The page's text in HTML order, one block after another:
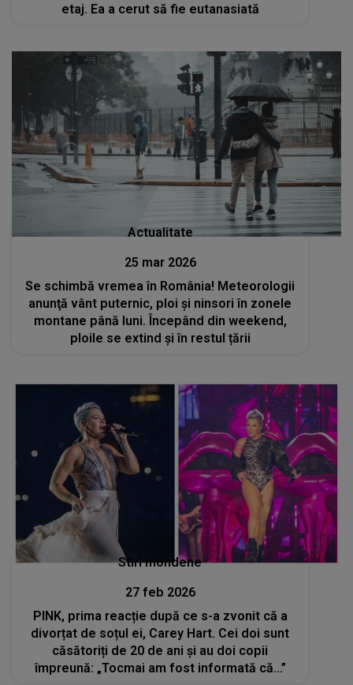
etaj. Ea a cerut să fie eutanasiată
Actualitate
25 mar 2026
Se schimbă vremea în România! Meteorologii
anunţă vânt puternic, ploi şi ninsori în zonele
montane până luni. Începând din weekend,
ploile se extind și în restul țării
Stiri mondene
27 feb 2026
PINK, prima reacție după ce s-a zvonit că a
divorțat de soțul ei, Carey Hart. Cei doi sunt
căsătoriți de 20 de ani și au doi copii
împreună: „Tocmai am fost informată că...”